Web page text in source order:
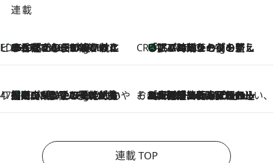
連載
ビューティいいもの集め EDITORS' BEST
17 Minutes Ago
35℃超えの日の夜、枕にひと吹き！ BAUMのルームスプレーが、ひのきの香りで心まで解きほぐす CREA'S CHOICE
17 Minutes Ago
「眠る時刻をセットする」——眠りの前を整える、バルミューダの新しいアプローチ
47都道府県の手みやげ ひんやりスイーツで夏を満喫
17 Minutes Ago
【岡山県】この夏絶対食べたい 冷やしておいしいおやつ3選 フルーツが主役のプリンやアイスが勢揃い そおだよおこの関西おいしい、おやつ紀行
2026.8.9
［大阪府箕面市］一皿一皿目の前で仕上げられる、料理を巧みに組み込んだアシェットデセールコース「ミチル アシェット デセール（Michiru assiette dessert）」
連載 TOP